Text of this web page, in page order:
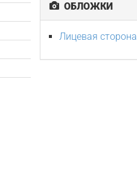
ОБЛОЖКИ
Лицевая сторона